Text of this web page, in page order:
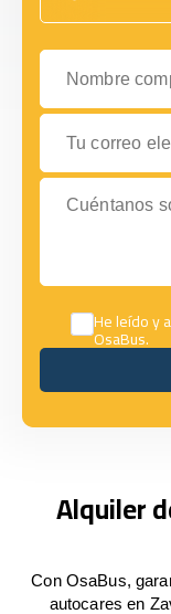
Nombre completo
Tu correo
Cuéntanos
He leído y
OsaBus.
Alquiler
Con OsaBus,
autocares en